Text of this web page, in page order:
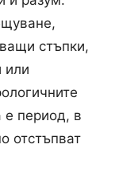
стъпки,
или
е период, в
отстъпват